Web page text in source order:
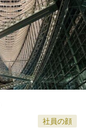
社員の顔